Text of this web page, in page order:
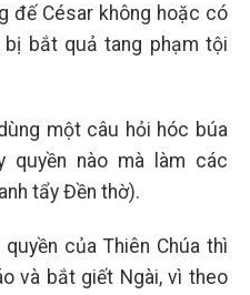
đế César không hoặc có
bắt quả tang phạm tội
một câu hỏi hóc búa
quyền nào mà làm các
tẩy Đền thờ).
của Thiên Chúa thì
và bắt giết Ngài, vì theo